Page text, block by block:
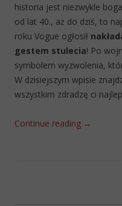
historia jest niezwykle
od lat 40., aż do dziś, to
roku Vogue ogłosił
gestem stulecia! Po
symbolem wyzwolenia,
W dzisiejszym wpisie
wszystkim zdradzę ci
Continue reading →